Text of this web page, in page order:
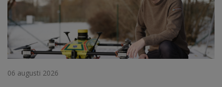
06 augusti 2026